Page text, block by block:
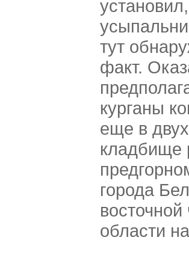
тут
факт.
курганы
еще в
кладбище
города
области